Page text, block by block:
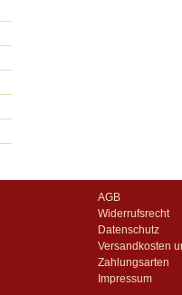
AGB
Widerrufsrecht
Datenschutz
Versandkosten
Zahlungsarten
Impressum